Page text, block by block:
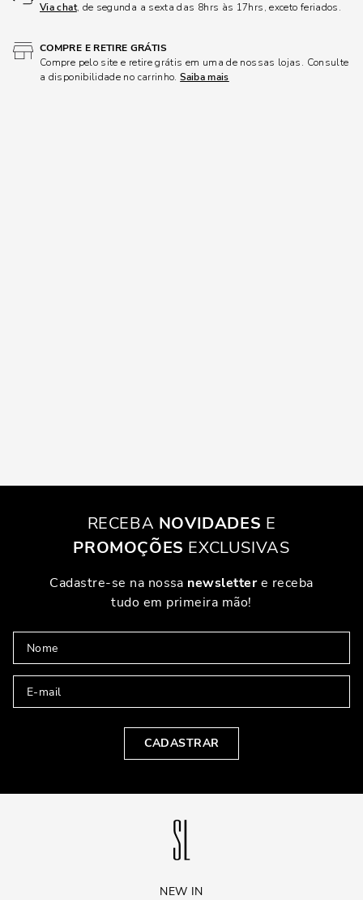
Via chat, de segunda a sexta das 8hrs às 17hrs, exceto feriados.
COMPRE E RETIRE GRÁTIS
Compre pelo site e retire grátis em uma de nossas lojas. Consulte
a disponibilidade no carrinho.Saiba mais
RECEBA NOVIDADES E
PROMOÇÕES EXCLUSIVAS
Cadastre-se na nossa newslettere receba
tudo em primeira mão!
CADASTRAR
NEW IN